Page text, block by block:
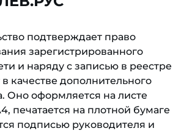
подтверждает право
зарегистрированного
и наряду с записью в реестре
в качестве дополнительного
Оно оформляется на листе
печатается на плотной бумаге
подписью руководителя и